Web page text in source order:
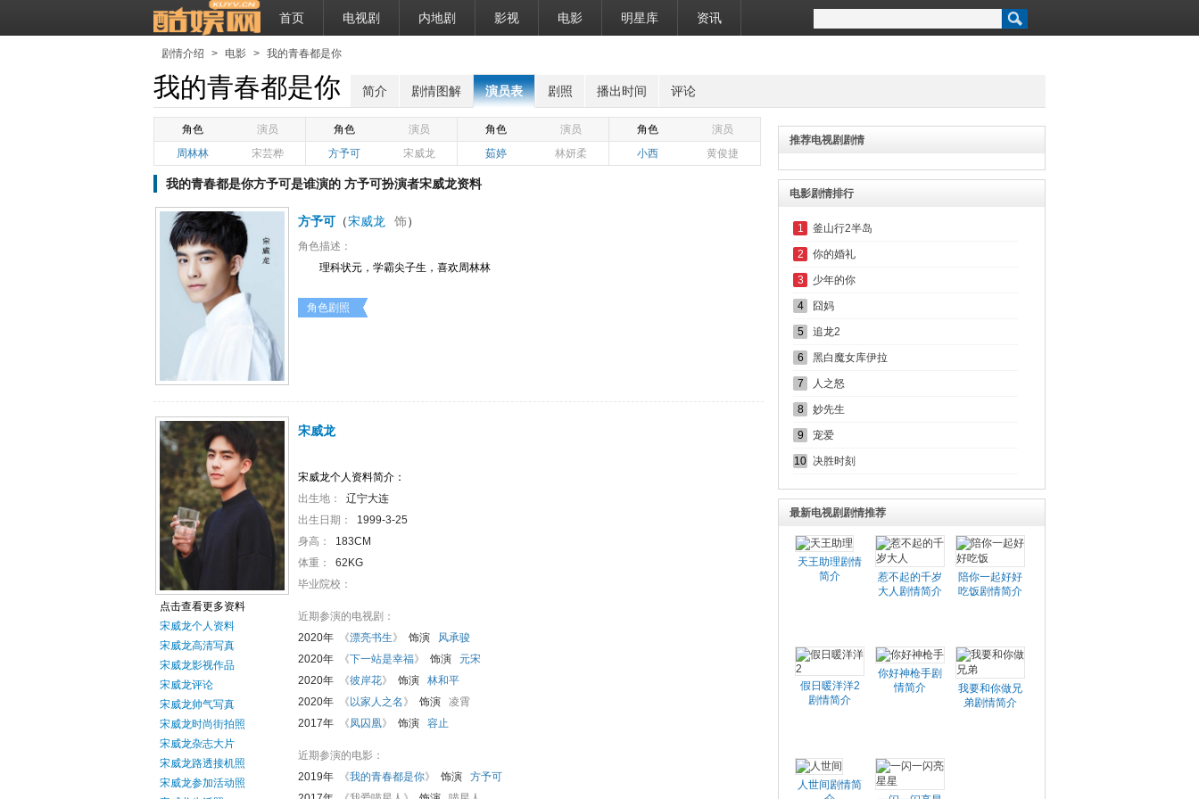
首页 电视剧 内地剧 影视 电影 明星库 资讯
剧情介绍 > 电影 > 我的青春都是你
我的青春都是你 简介 剧情图解 演员表 剧照 播出时间 评论
角色 演员 角色 演员 角色 演员 角色
演员
周林林
宋芸桦 方予可 宋威龙 茹婷 林妍柔 小西 黄俊捷
我的青春都是你方予可是谁演的 方予可扮演者宋威龙资料
方予可 （宋威龙 饰）
角色描述：
理科状元，学霸尖子生，喜欢周林林
角色剧照
点击查看更多资料
宋威龙个人资料
宋威龙高清写真
宋威龙影视作品
宋威龙评论
宋威龙帅气写真
宋威龙时尚街拍照
宋威龙杂志大片
宋威龙路透接机照
宋威龙参加活动照
宋威龙
宋威龙个人资料简介：
出生地：
辽宁大连
出生日期：
1999-3-25
身高：
183CM
体重：
62KG
毕业院校：
近期参演的电视剧：
2020年
《漂亮书生》 饰演
风承骏
2020年
《下一站是幸福》 饰演
元宋
2020年
《彼岸花》 饰演
林和平
2020年
《 以家人之名 》 饰演
凌霄
2017年
《凤囚凰》 饰演 容止
近期参演的电影：
2019年
《我的青春都是你》 饰演
方予可
推荐电视剧剧情
电影剧情排行
1 釜山行2半岛
2 你的婚礼
3 少年的你
4 囧妈
5 追龙2
6 黑白魔女库伊拉
7 人之怒
8 妙先生
9 宠爱
10 决胜时刻
最新电视剧剧情推荐
天王助理剧情
简介
惹不起的千岁
大人剧情简介
陪你一起好好
吃饭剧情简介
假日暖洋洋2
剧情简介
你好神枪手剧
情简介
我要和你做兄
弟剧情简介
人世间剧情简